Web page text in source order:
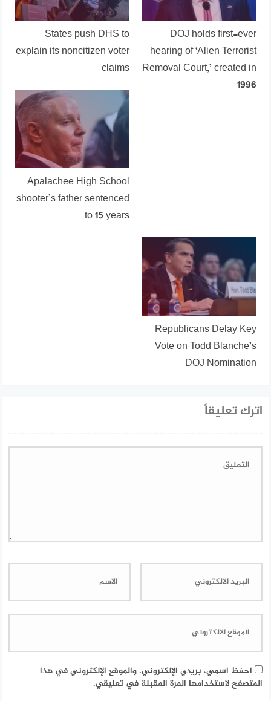
DOJ holds first-ever
hearing of ‘Alien Terrorist
Removal Court,’ created in
1996
States push DHS to
explain its noncitizen voter
claims
Apalachee High School
shooter’s father sentenced
to 15 years
Republicans Delay Key
Vote on Todd Blanche’s
DOJ Nomination
اترك تعليقاً
احفظ اسمي، بريدي الإلكتروني، والموقع الإلكتروني في هذا
المتصفح لاستخدامها المرة المقبلة في تعليقي.